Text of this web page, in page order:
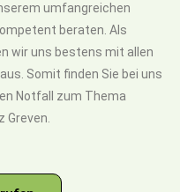
umfangreichen
beraten. Als
wir uns bestens mit allen
aus. Somit finden Sie bei uns
Notfall zum Thema
Greven.